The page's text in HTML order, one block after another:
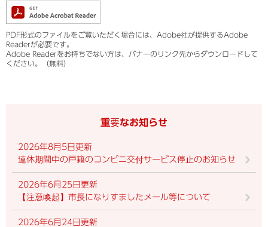
PDF形式のファイルをご覧いただく場合には、Adobe社が提供するAdobe
Readerが必要です。
Adobe Readerをお持ちでない方は、バナーのリンク先からダウンロードして
ください。（無料）
重要なお知らせ
2026年8月5日更新
連休期間中の戸籍のコンビニ交付サービス停止のお知らせ
2026年6月25日更新
【注意喚起】市長になりすましたメール等について
2026年6月24日更新